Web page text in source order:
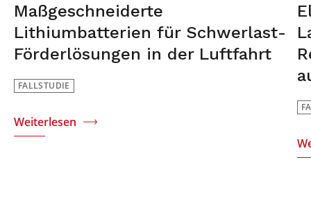
Maßgeschneiderte
Lithiumbatterien für Schwerlast-
Förderlösungen in der Luftfahrt
FALLSTUDIE
Weiterlesen